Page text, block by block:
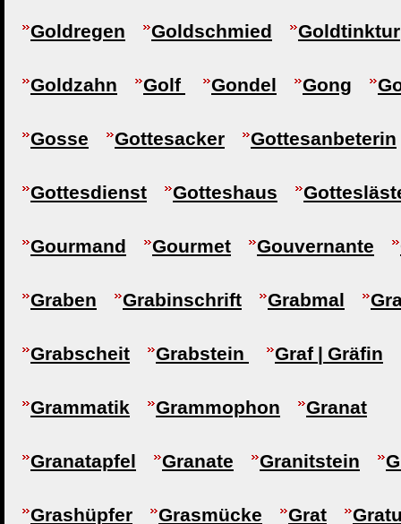
Goldregen Goldschmied Goldtinktur
Goldzahn Golf Gondel Gong
Gosse Gottesacker Gottesanbeterin
Gottesdienst Gotteshaus
Gourmand Gourmet Gouvernante
Graben Grabinschrift Grabmal
Grabscheit Grabstein Graf | Gräfin
Grammatik Grammophon Granat
Granatapfel Granate Granitstein
Grashüpfer Grasmücke Grat